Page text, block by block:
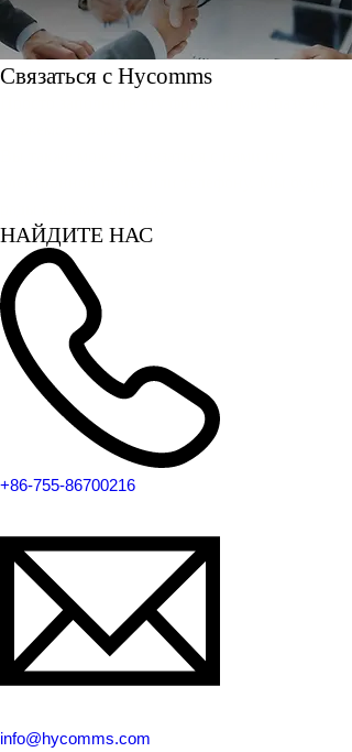
Связаться с Hycomms
НАЙДИТЕ НАС
+86-755-86700216
info@hycomms.com